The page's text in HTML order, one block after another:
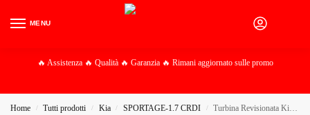
MENU
🔥 Assistenza 🔥 Qualità 🔥 Garanzia 🔥 Rimani aggiornato sulle promo
Home / Tutti prodotti / Kia / SPORTAGE-1.7 CRDI / Turbina Revisionata Kia SPORTAGE 1.7 CRDI 115 CV GARRETT